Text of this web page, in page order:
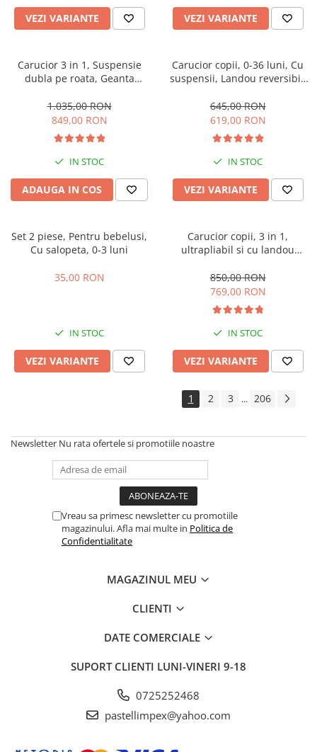
VEZI VARIANTE VEZI VARIANTE
Carucior 3 in 1, Suspensie
dubla pe roata, Geanta
Belecoo, bej
1.035,00 RON
849,00 RON
IN STOC
ADAUGA IN COS
Carucior copii, 0-36 luni, Cu
suspensii, Landou reversibil,
Roata cauciuc
645,00 RON
619,00 RON
IN STOC
VEZI VARIANTE
Set 2 piese, Pentru bebelusi,
Cu salopeta, 0-3 luni
35,00 RON
IN STOC
VEZI VARIANTE
Carucior copii, 3 in 1,
ultrapliabil si cu landou
maner reglabil, negru
850,00 RON
769,00 RON
IN STOC
VEZI VARIANTE
1 2 3 ... 206
Newsletter Nu rata ofertele si promotiile noastre
Vreau sa primesc newsletter cu promotiile
magazinului. Afla mai multe in Politica de
Confidentialitate
MAGAZINUL MEU
CLIENTI
DATE COMERCIALE
SUPORT CLIENTI LUNI-VINERI 9-18
0725252468
pastellimpex@yahoo.com